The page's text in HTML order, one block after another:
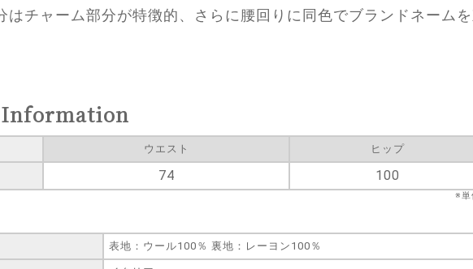
はチャーム部分が特徴的、さらに腰回りに同色でブランドネームを
ウエスト ヒップ
74 100
※単
表地：ウール100％ 裏地：レーヨン100％